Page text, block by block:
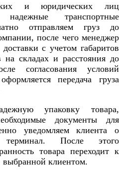
и юридических лиц
надежные транспортные
отправляем груз до
после чего менеджер
с учетом габаритов
на складах и расстояния до
согласования условий
передача груза
упаковку товара,
документы для
уведомляем клиента о
После этого
товара переходит к
выбранной клиентом.